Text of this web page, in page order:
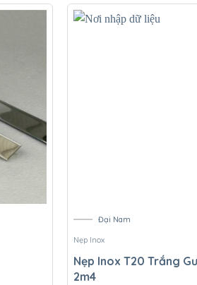
Đại Nam
Nẹp Inox
Nẹp Inox T20 Trắng
2m4